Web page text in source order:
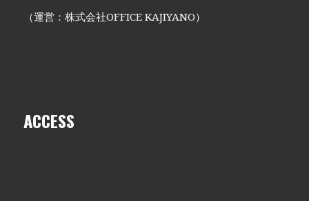
（運営：株式会社OFFICE KAJIYANO）
ACCESS